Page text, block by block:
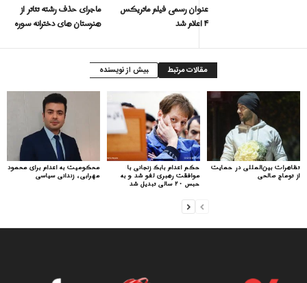
ماجرای حذف رشته تئاتر از
هنرستان های دخترانه سوره
عنوان رسمی فیلم ماتریکس
۴ اعلام شد
مقالات مرتبط بیش از نویسنده
محکومیت به اعدام برای محمود
مهرابی، زندانی سیاسی
حکم اعدام بابک زنجانی با
موافقت رهبری لغو شد و به
حبس ۲۰ سالی تبدیل شد
تظاهرات بین‌المللی در حمایت
از توماج صالحی